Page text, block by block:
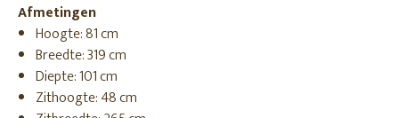
Afmetingen
Hoogte: 81 cm
Breedte: 319 cm
Diepte: 101 cm
Zithoogte: 48 cm